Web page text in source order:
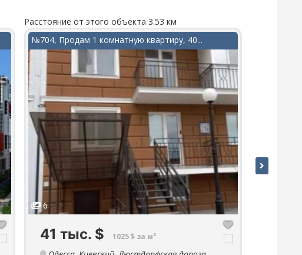
Расстояние от этого объекта 3.53 км
№704, Продам 1 комнатную квартиру, 40...
6
41 тыс. $ 1025 $ за м²